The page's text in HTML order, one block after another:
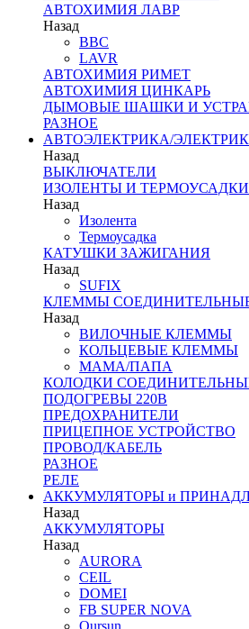
АВТОХИМИЯ ЛАВР
Назад
BBC
LAVR
АВТОХИМИЯ РИМЕТ
АВТОХИМИЯ ЦИНКАРЬ
ДЫМОВЫЕ ШАШКИ И
РАЗНОЕ
АВТОЭЛЕКТРИКА/
Назад
ВЫКЛЮЧАТЕЛИ
ИЗОЛЕНТЫ И ТЕРМОУСАДКИ
Назад
Изолента
Термоусадка
КАТУШКИ ЗАЖИГАНИЯ
Назад
SUFIX
КЛЕММЫ
Назад
ВИЛОЧНЫЕ КЛЕММЫ
КОЛЬЦЕВЫЕ КЛЕММЫ
МАМА/ПАПА
КОЛОДКИ
ПОДОГРЕВЫ 220В
ПРЕДОХРАНИТЕЛИ
ПРИЦЕПНОЕ УСТРОЙСТВО
ПРОВОД/КАБЕЛЬ
РАЗНОЕ
РЕЛЕ
АККУМУЛЯТОРЫ и
Назад
АККУМУЛЯТОРЫ
Назад
AURORA
CEIL
DOMEI
FB SUPER NOVA
Oursun